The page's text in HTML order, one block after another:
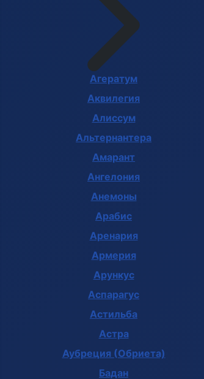
Агератум
Аквилегия
Алиссум
Альтернантера
Амарант
Ангелония
Анемоны
Арабис
Аренария
Армерия
Арункус
Аспарагус
Астильба
Астра
Аубреция (Обриета)
Бадан